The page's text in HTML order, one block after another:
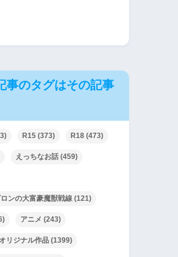
事のタグはその記事
R15 (373) R18 (473)
えっちなお話 (459)
ンの大富豪魔獣戦線 (121)
アニメ (243)
オリジナル作品 (1399)